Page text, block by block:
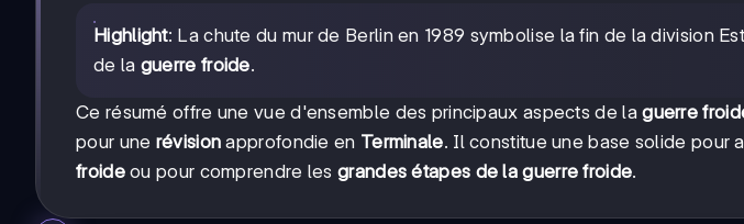
Highlight: La chute du mur de Berlin en 1989 symbolise la fin de la division
de la guerre froide.
Ce résumé offre une vue d'ensemble des principaux aspects de laguerre
pour une révision approfondie en Terminale. Il constitue une base solide pour
froideou pour comprendre lesgrandes étapes de la guerre froide.